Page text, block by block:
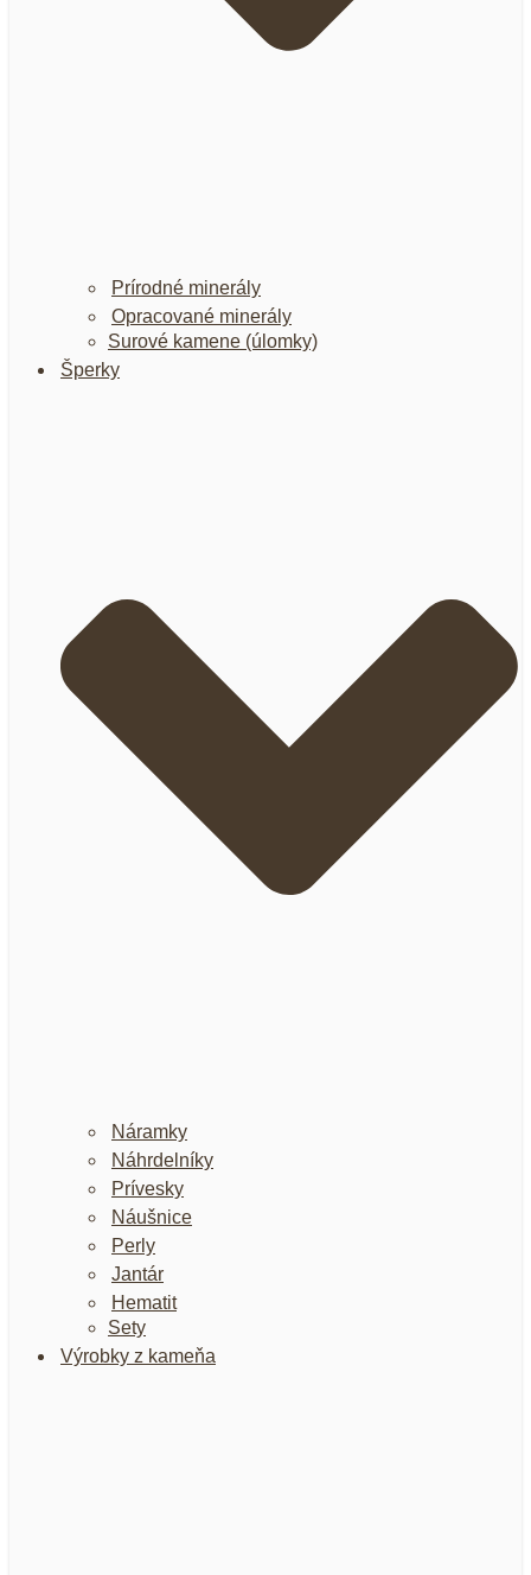
Prírodné minerály
Opracované minerály
Surové kamene (úlomky)
Šperky
Náramky
Náhrdelníky
Prívesky
Náušnice
Perly
Jantár
Hematit
Sety
Výrobky z kameňa